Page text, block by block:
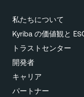
私たちについて
Kyriba の価値観と
トラストセンター
開発者
キャリア
パートナー